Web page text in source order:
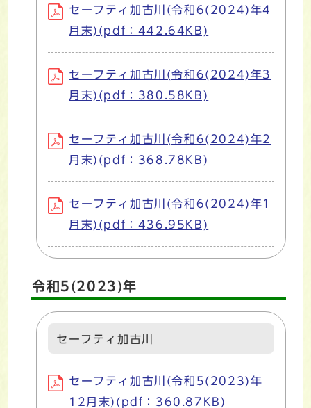
セーフティ加古川(令和6(2024)年4
月末)(pdf：442.64KB)
セーフティ加古川(令和6(2024)年3
月末)(pdf：380.58KB)
セーフティ加古川(令和6(2024)年2
月末)(pdf：368.78KB)
セーフティ加古川(令和6(2024)年1
月末)(pdf：436.95KB)
令和5(2023)年
セーフティ加古川
セーフティ加古川(令和5(2023)年
12月末)(pdf：360.87KB)